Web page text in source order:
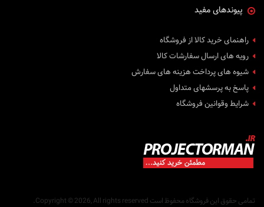
پیوندهای مفید
راهنمای خرید کالا از فروشگاه
رویه های ارسال سفارشات کالا
شیوه های پرداخت هزینه های سفارش
پاسخ به پرسشهای متداول
شرایط وقوانین فروشگاه
تمامی حقوق این فروشگاه محفوظ است Copyright © 2026, All rights reserved.